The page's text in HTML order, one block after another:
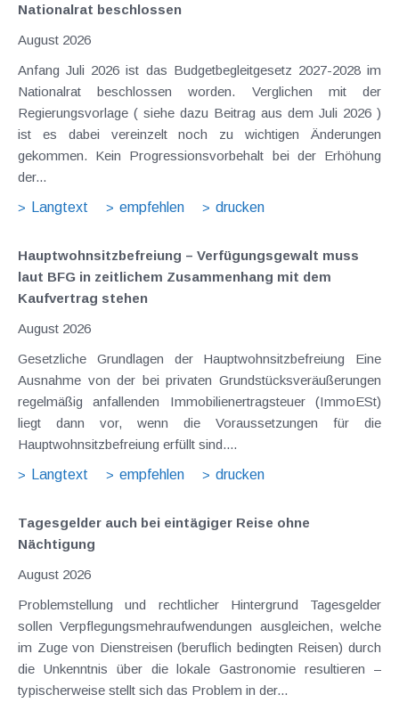
Nationalrat beschlossen
August 2026
Anfang Juli 2026 ist das Budgetbegleitgesetz 2027-2028 im
Nationalrat beschlossen worden. Verglichen mit der
Regierungsvorlage ( siehe dazu Beitrag aus dem Juli 2026 )
ist es dabei vereinzelt noch zu wichtigen Änderungen
gekommen. Kein Progressionsvorbehalt bei der Erhöhung
der...
Langtext
empfehlen drucken
Hauptwohnsitz​­befreiung – Verfügungsgewalt muss
laut BFG in zeitlichem Zusammenhang mit dem
Kaufvertrag stehen
August 2026
Gesetzliche Grundlagen der Hauptwohnsitzbefreiung Eine
Ausnahme von der bei privaten Grundstücksveräußerungen
regelmäßig anfallenden Immobilienertragsteuer (ImmoESt)
liegt dann vor, wenn die Voraussetzungen für die
Hauptwohnsitzbefreiung erfüllt sind....
Langtext
empfehlen drucken
Tagesgelder auch bei eintägiger Reise ohne
Nächtigung
August 2026
Problemstellung und rechtlicher Hintergrund Tagesgelder
sollen Verpflegungsmehraufwendungen ausgleichen, welche
im Zuge von Dienstreisen (beruflich bedingten Reisen) durch
die Unkenntnis über die lokale Gastronomie resultieren –
typischerweise stellt sich das Problem in der...